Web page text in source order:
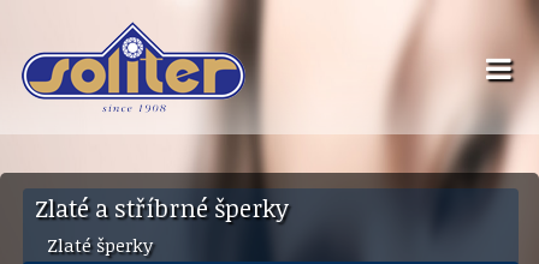
Zlaté a stříbrné šperky
Zlaté šperky